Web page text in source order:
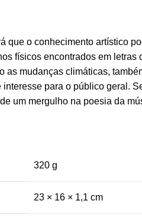
o conhecimento artístico
físicos encontrados em
mudanças climáticas,
para o público geral.
um mergulho na poesia da
320 g
23 × 16 × 1,1 cm